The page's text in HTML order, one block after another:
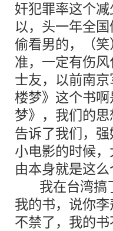
奸犯罪率这个
以，头一年全
偷看男的，（
准，一定有伤
士友，以前南
楼梦》这个书
梦》，我们的思
告诉了我们，
小电影的时候
由本身就是这么
我在台湾搞了
我的书，说你
不禁了，我的